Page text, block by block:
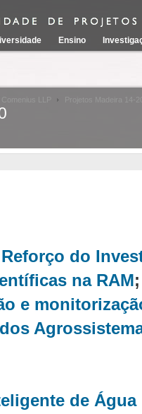
Ensino
LLP Projetos Madeira 14-
Reforço do
na RAM;
e
de Água